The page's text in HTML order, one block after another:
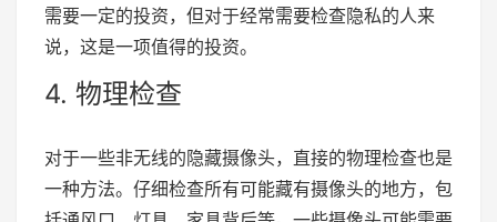
需要一定的投资，但对于经常需要检查隐私的人来
说，这是一项值得的投资。
4. 物理检查
对于一些非无线的隐藏摄像头，直接的物理检查也是
一种方法。仔细检查所有可能藏有摄像头的地方，包